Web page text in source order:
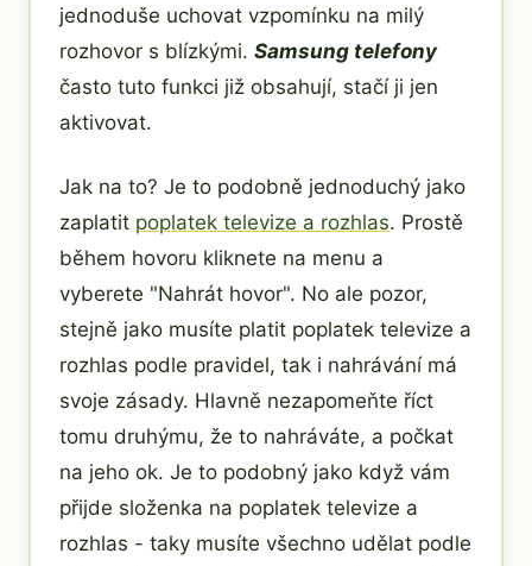
jednoduše uchovat vzpomínku na milý
rozhovor s blízkými. Samsung telefony
často tuto funkci již obsahují, stačí ji jen
aktivovat.
Jak na to? Je to podobně jednoduchý jako
zaplatit poplatek televize a rozhlas. Prostě
během hovoru kliknete na menu a
vyberete "Nahrát hovor". No ale pozor,
stejně jako musíte platit poplatek televize a
rozhlas podle pravidel, tak i nahrávání má
svoje zásady. Hlavně nezapomeňte říct
tomu druhýmu, že to nahráváte, a počkat
na jeho ok. Je to podobný jako když vám
přijde složenka na poplatek televize a
rozhlas - taky musíte všechno udělat podle